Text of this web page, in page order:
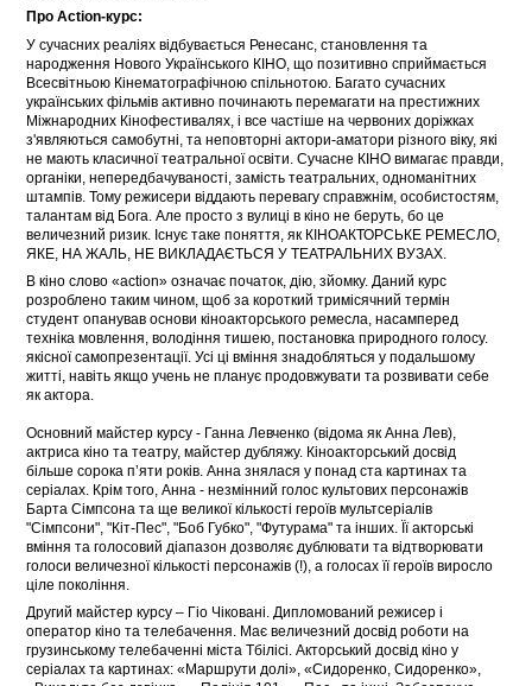
ПроAction-курс:
У сучасних реаліях відбувається Ренесанс, становлення та
народження Нового Українського КІНО, що позитивно сприймається
Всесвітньою Кінематографічною спільнотою. Багато сучасних
українських фільмів активно починають перемагати на престижних
Міжнародних Кінофестивалях, і все частіше на червоних доріжках
з'являються самобутні, та неповторні актори-аматори різного віку, які
не мають класичної театральної освіти. Сучасне КІНО вимагає правди,
органіки, непередбачуваності, замість театральних, одноманітних
штампів. Тому режисери віддають перевагу справжнім, особистостям,
талантам від Бога. Але просто з вулиці в кіно не беруть, бо це
величезний ризик. Існує таке поняття, як КІНОАКТОРСЬКЕ РЕМЕСЛО,
ЯКЕ, НА ЖАЛЬ, НЕ ВИКЛАДАЄТЬСЯ У ТЕАТРАЛЬНИХ ВУЗАХ.
В кіно cлово «action» означає початок, дію, зйомку. Даний курс
розроблено таким чином, щоб за короткий тримісячний термін
студент опанував основи кіноакторського ремесла, насамперед
техніка мовлення, володіння тишею, постановка природного голосу.
якісної самопрезентації. Усі ці вміння знадобляться у подальшому
житті, навіть якщо учень не планує продовжувати та розвивати себе
як актора.
Основний майстер курсу - Ганна Левченко (відома як Анна Лев),
актриса кіно та театру, майстер дубляжу. Кіноакторський досвід
більше сорока п’яти років. Анна знялася у понад ста картинах та
серіалах. Крім того, Анна - незмінний голос культових персонажів
Барта Сімпсона та ще великої кількості героїв мультсеріалів
"Сімпсони", "Кіт-Пес", "Боб Губко", "Футурама" та інших. Її акторські
вміння та голосовий діапазон дозволяє дублювати та відтворювати
голоси величезної кількості персонажів (!), а голосах її героїв виросло
ціле покоління.
Другий майстер курсу – Гіо Чіковані. Дипломований режисер і
оператор кіно та телебачення. Має величезний досвід роботи на
грузинському телебаченні міста Тбілісі. Акторський досвід кіно у
серіалах та картинах: «Маршрути долі», «Сидоренко, Сидоренко»,